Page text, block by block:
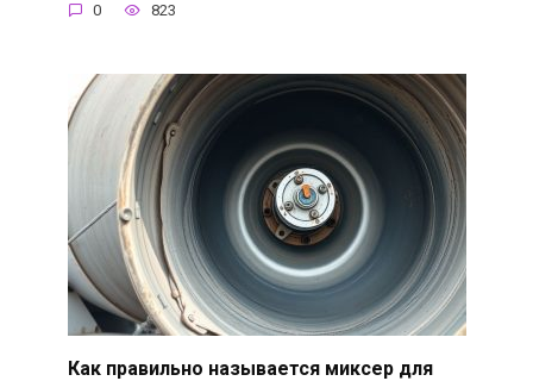
0 823
Как правильно называется миксер для